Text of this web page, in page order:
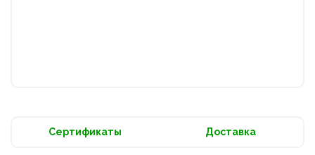
Сертификаты Доставка